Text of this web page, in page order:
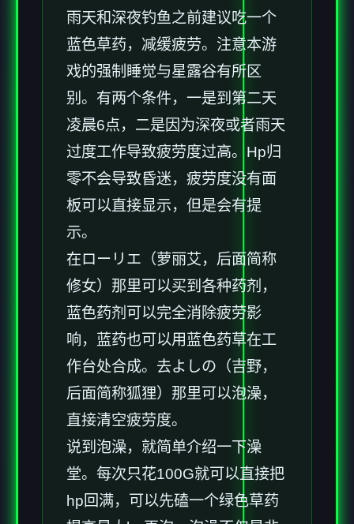
雨天和深夜钓鱼之前建议吃一个
蓝色草药，减缓疲劳。注意本游
戏的强制睡觉与星露谷有所区
别。有两个条件，一是到第二天
凌晨6点，二是因为深夜或者雨天
过度工作导致疲劳度过高。Hp归
零不会导致昏迷，疲劳度没有面
板可以直接显示，但是会有提
示。
在ローリエ（萝丽艾，后面简称
修女）那里可以买到各种药剂，
蓝色药剂可以完全消除疲劳影
响，蓝药也可以用蓝色药草在工
作台处合成。去よしの（吉野，
后面简称狐狸）那里可以泡澡，
直接清空疲劳度。
说到泡澡，就简单介绍一下澡
堂。每次只花100G就可以直接把
hp回满，可以先磕一个绿色草药